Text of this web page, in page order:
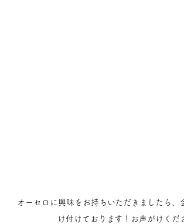
オーセロに興味をお持ちいただきましたら、
け付けております！お声がけくだ